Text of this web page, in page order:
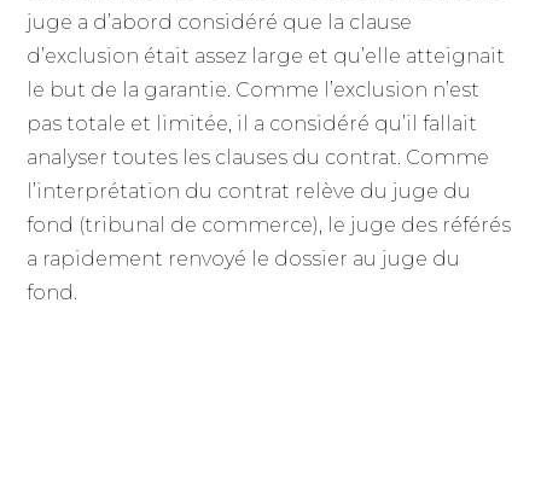
juge a d’abord considéré que la clause
d’exclusion était assez large et qu’elle atteignait
le but de la garantie. Comme l’exclusion n’est
pas totale et limitée, il a considéré qu’il fallait
analyser toutes les clauses du contrat. Comme
l’interprétation du contrat relève du juge du
fond (tribunal de commerce), le juge des référés
a rapidement renvoyé le dossier au juge du
fond.